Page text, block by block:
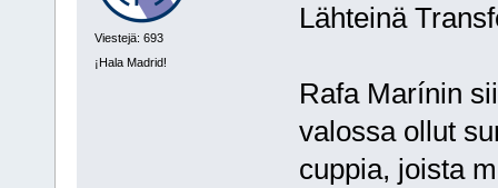
Viestejä: 693
¡Hala Madrid!
Lähteinä
Rafa Marínin
valossa ollut
cuppia, joista